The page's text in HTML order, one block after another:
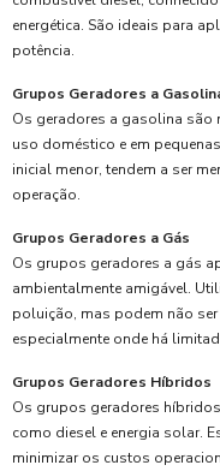
energética. São ideais para
potência.
Grupos Geradores a
Os geradores a gasolina são
uso doméstico e em
inicial menor, tendem a ser
operação.
Grupos Geradores a Gás
Os grupos geradores a gás
ambientalmente amigável.
poluição, mas podem não
especialmente onde há
Grupos Geradores Híbridos
Os grupos geradores
como diesel e energia solar.
minimizar os custos